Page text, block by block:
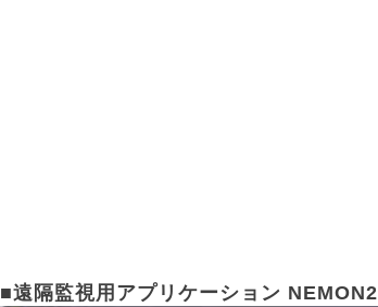
■遠隔監視用アプリケーション NEMON2